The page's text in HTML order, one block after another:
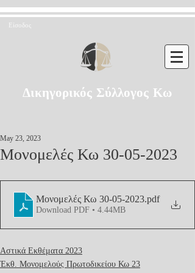
Είσοδος
Δικηγορικός Σύλλογος Κω
Μονομελές Κω 30-05-2023
May 23, 2023
Μονομελές Κω 30-05-2023.pdf
Download PDF • 4.44MB
Αστικά Εκθέματα 2023
Έκθ. Μονομελούς Πρωτοδικείου Κω 23